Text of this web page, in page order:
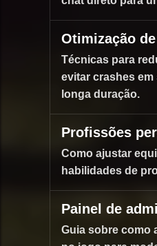
Otimização
Técnicas para
evitar crashes
longa duração.
Profissões
Como ajustar
habilidades de
Painel de
Guia sobre como